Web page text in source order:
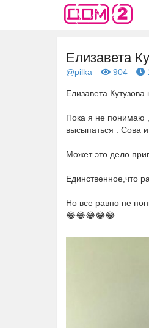
Елизавета
@pilka 904
Елизавета
Пока я не понимаю
высыпаться . Сова и
Может это дело
Единственное,что
Но все равно не
😂😂😂😂😂